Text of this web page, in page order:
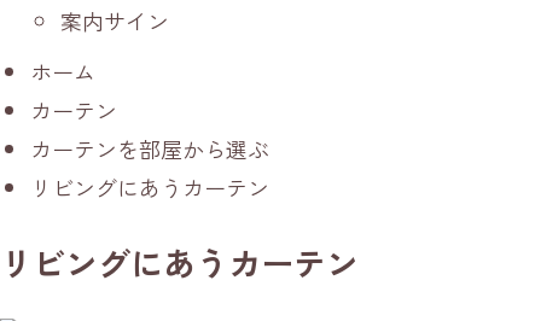
案内サイン
ホーム
カーテン
カーテンを部屋から選ぶ
リビングにあうカーテン
リビングにあうカーテン